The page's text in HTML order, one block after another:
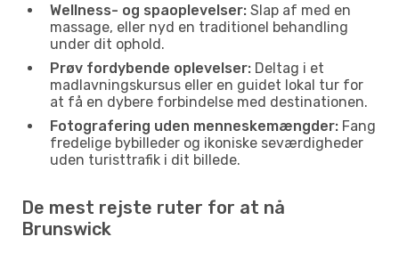
Wellness- og spaoplevelser: Slap af med en
massage, eller nyd en traditionel behandling
under dit ophold.
Prøv fordybende oplevelser: Deltag i et
madlavningskursus eller en guidet lokal tur for
at få en dybere forbindelse med destinationen.
Fotografering uden menneskemængder: Fang
fredelige bybilleder og ikoniske seværdigheder
uden turisttrafik i dit billede.
De mest rejste ruter for at nå
Brunswick